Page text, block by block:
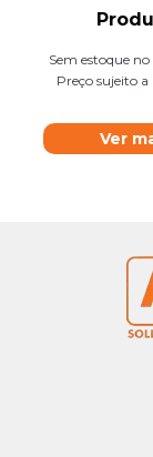
Sem estoque
Preço sujeito a
Ver